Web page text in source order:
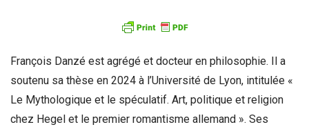
François Danzé est agrégé et docteur en philosophie. Il a
soutenu sa thèse en 2024 à l’Université de Lyon, intitulée «
Le Mythologique et le spéculatif. Art, politique et religion
chez Hegel et le premier romantisme allemand ». Ses